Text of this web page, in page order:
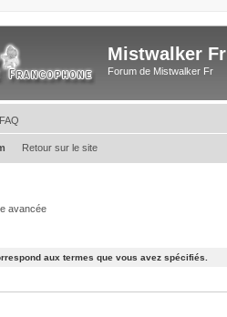
Mistwalker Fr
Forum de Mistwalker Fr
FAQ
Retour sur le site
avancée
aux termes que vous avez spécifiés.